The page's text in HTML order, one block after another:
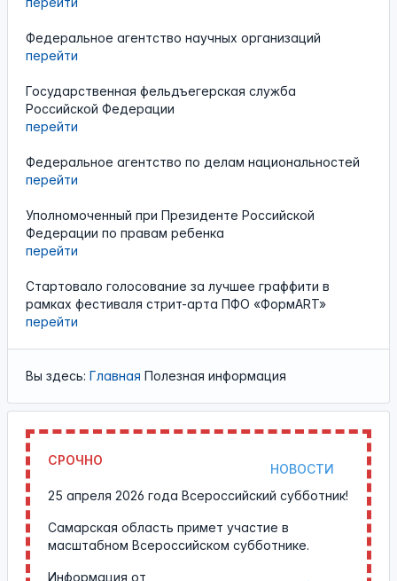
Федеральное агентство научных организаций
перейти
Государственная фельдъегерская служба
Российской Федерации
перейти
Федеральное агентство по делам национальностей
перейти
Уполномоченный при Президенте Российской
Федерации по правам ребенка
перейти
Стартовало голосование за лучшее граффити в
рамках фестиваля стрит-арта ПФО «ФормART»
перейти
Вы здесь: Главная Полезная информация
СРОЧНО
НОВОСТИ
25 апреля 2026 года Всероссийский субботник!
Самарская область примет участие в
масштабном Всероссийском субботнике.
Информация от